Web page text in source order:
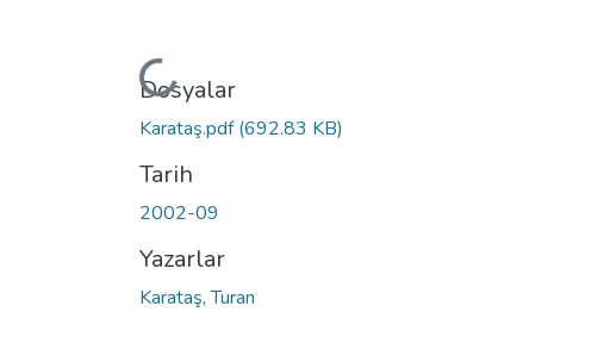
Yükleniyor...
Dosyalar
Karataş.pdf(692.83 KB)
Tarih
2002-09
Yazarlar
Karataş, Turan